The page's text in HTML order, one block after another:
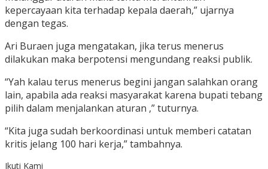
kepercayaan kita terhadap kepala daerah,” ujarnya
dengan tegas.
Ari Buraen juga mengatakan, jika terus menerus
dilakukan maka berpotensi mengundang reaksi publik.
“Yah kalau terus menerus begini jangan salahkan orang
lain, apabila ada reaksi masyarakat karena bupati tebang
pilih dalam menjalankan aturan ,” tuturnya.
“Kita juga sudah berkoordinasi untuk memberi catatan
kritis jelang 100 hari kerja,” tambahnya.
Ikuti Kami